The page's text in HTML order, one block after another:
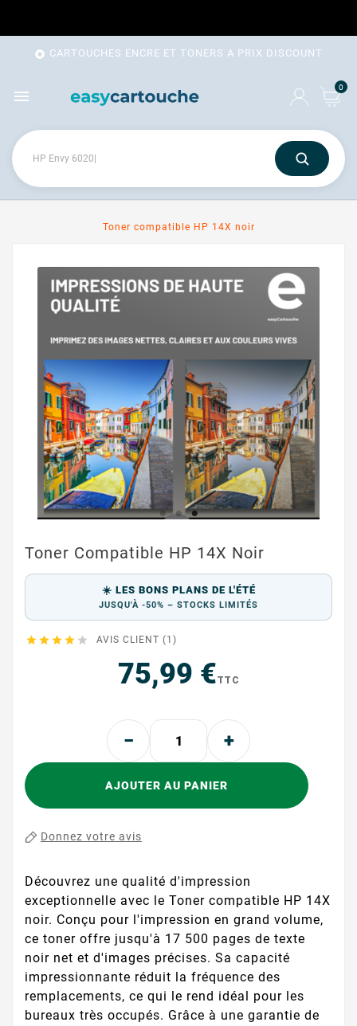
 CARTOUCHES ENCRE ET TONERS A PRIX DISCOUNT
 0
Toner compatible HP 14X noir
Toner Compatible HP 14X Noir
☀️ LES BONS PLANS DE L'ÉTÉ
JUSQU'À -50% – STOCKS LIMITÉS
     AVIS CLIENT (1)
75,99 €TTC
AJOUTER AU PANIER
Donnez votre avis
Découvrez une qualité d'impression
exceptionnelle avec le Toner compatible HP 14X
noir. Conçu pour l'impression en grand volume,
ce toner offre jusqu'à 17 500 pages de texte
noir net et d'images précises. Sa capacité
impressionnante réduit la fréquence des
remplacements, ce qui le rend idéal pour les
bureaux très occupés. Grâce à une garantie de